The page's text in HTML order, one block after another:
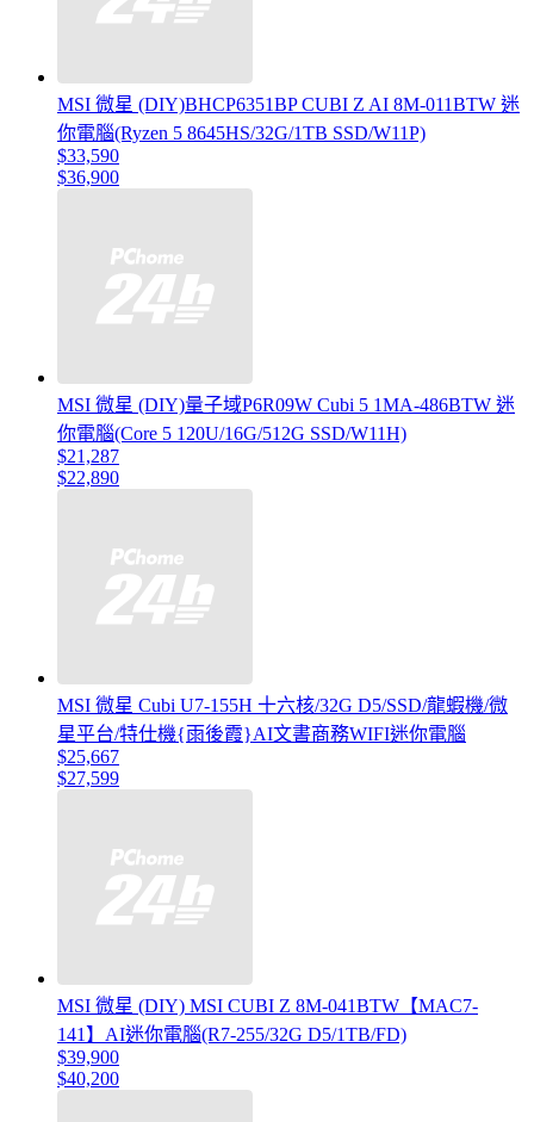
MSI 微星 (DIY)BHCP6351BP CUBI Z AI 8M-011BTW 迷
你電腦(Ryzen 5 8645HS/32G/1TB SSD/W11P)
$33,590
$36,900
MSI 微星 (DIY)量子域P6R09W Cubi 5 1MA-486BTW 迷
你電腦(Core 5 120U/16G/512G SSD/W11H)
$21,287
$22,890
MSI 微星 Cubi U7-155H 十六核/32G D5/SSD/龍蝦機/微
星平台/特仕機{雨後霞}AI文書商務WIFI迷你電腦
$25,667
$27,599
MSI 微星 (DIY) MSI CUBI Z 8M-041BTW【MAC7-
141】AI迷你電腦(R7-255/32G D5/1TB/FD)
$39,900
$40,200